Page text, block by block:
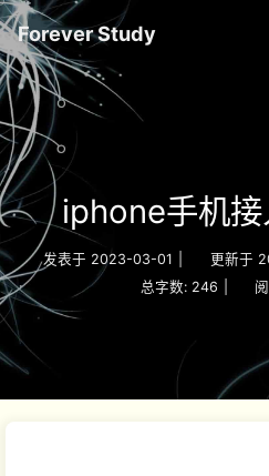
Forever Study
iphone手机
发表于 2023-03-01 更新于
总字数: 246